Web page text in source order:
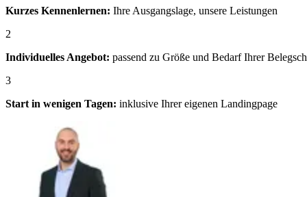
Kurzes Kennenlernen: Ihre Ausgangslage, unsere Leistungen
2
Individuelles Angebot: passend zu Größe und Bedarf Ihrer
3
Start in wenigen Tagen: inklusive Ihrer eigenen Landingpage